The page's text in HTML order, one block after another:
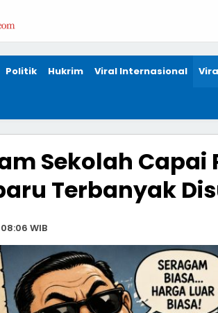
Politik Hukrim Viral Internasional
Sekolah Capai
Terbanyak
WIB